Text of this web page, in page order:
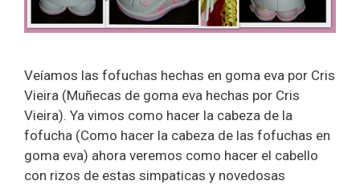
Veíamos las fofuchas hechas en goma eva por Cris
Vieira (Muñecas de goma eva hechas por Cris
Vieira). Ya vimos como hacer la cabeza de la
fofucha (Como hacer la cabeza de las fofuchas en
goma eva) ahora veremos como hacer el cabello
con rizos de estas simpaticas y novedosas